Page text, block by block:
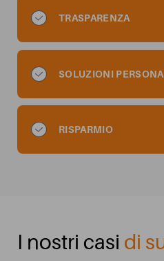
TRASPARENZA
SOLUZIONI
RISPARMIO
I nostri casi di